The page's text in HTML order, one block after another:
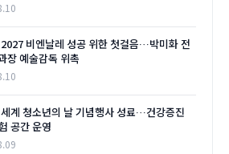
비엔날레 성공 위한 첫걸음…박미화 전
장 예술감독 위촉
계 청소년의 날 기념행사 성료…건강증진
공간 운영